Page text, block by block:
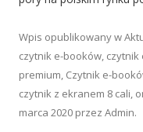
Wpis opublikowany w
czytnik e-booków, czytnik
premium, Czytnik e-
czytnik z ekranem 8 cali,
marca 2020 przez Admin.